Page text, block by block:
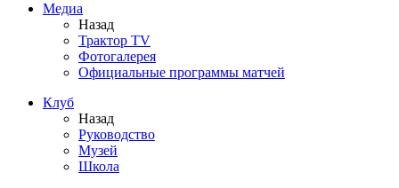
Медиа
Назад
Трактор TV
Фотогалерея
Официальные программы матчей
Клуб
Назад
Руководство
Музей
Школа